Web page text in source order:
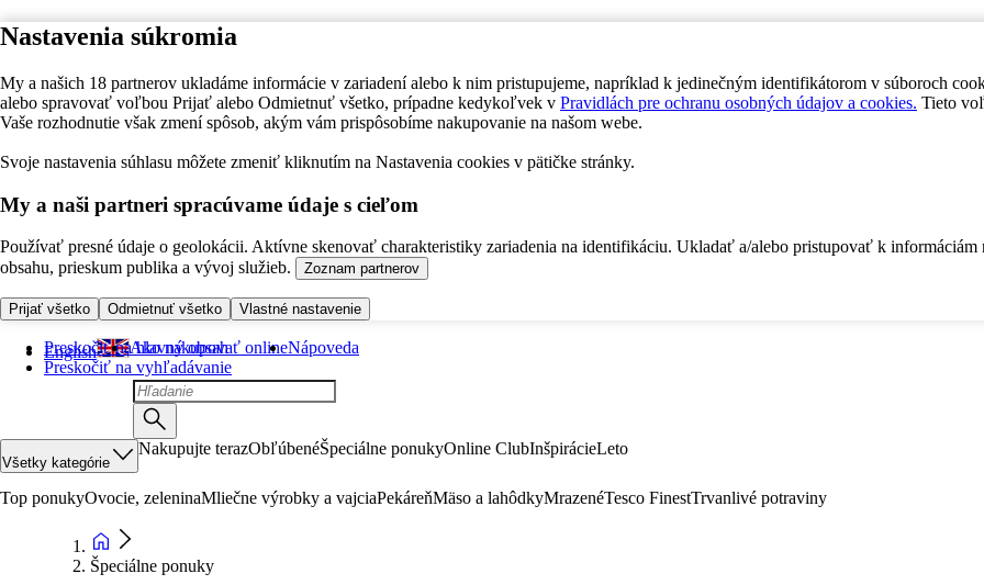
Nastavenia súkromia
My a našich 18 partnerov ukladáme informácie v zariadení alebo k nim pristupujeme, napríklad k jedinečným identifikátorom v súboroch
alebo spravovať voľbou Prijať alebo Odmietnuť všetko, prípadne kedykoľvek v Pravidlách pre ochranu osobných údajov a cookies. Tieto
Vaše rozhodnutie však zmení spôsob, akým vám prispôsobíme nakupovanie na našom webe.
Svoje nastavenia súhlasu môžete zmeniť kliknutím na Nastavenia cookies v pätičke stránky.
My a naši partneri spracúvame údaje s cieľom
Používať presné údaje o geolokácii. Aktívne skenovať charakteristiky zariadenia na identifikáciu. Ukladať a/alebo pristupovať k informáciám
obsahu, prieskum publika a vývoj služieb.
Zoznam partnerov
Prijať všetko Odmietnuť všetko Vlastné nastavenie
Preskočiť na hlavný obsah
Preskočiť na vyhľadávanie
English Ako nakupovať onlineNápoveda
Všetky kategórie
Nakupujte terazObľúbenéŠpeciálne ponukyOnline ClubInšpirácieLeto
Top ponukyOvocie, zeleninaMliečne výrobky a vajciaPekáreňMäso a lahôdkyMrazenéTesco FinestTrvanlivé potraviny
Špeciálne ponuky